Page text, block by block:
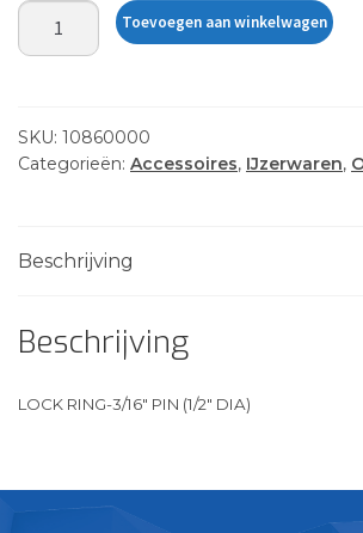
LOCK
RING
Toevoegen aan winkelwagen
SKU: 10860000
Categorieën: Accessoires, IJzerwaren,
Beschrijving
Beschrijving
LOCK RING-3/16″ PIN (1/2″ DIA)